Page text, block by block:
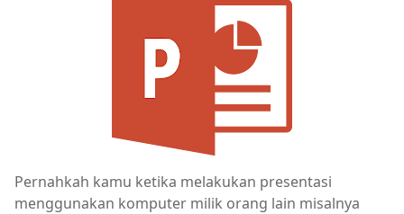
Pernahkah kamu ketika melakukan presentasi
menggunakan komputer milik orang lain misalnya